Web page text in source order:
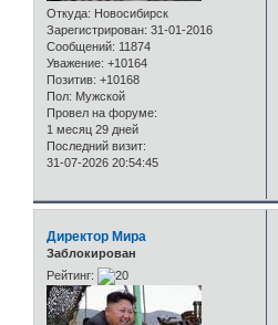
Откуда: Новосибирск
Зарегистрирован: 31-01-2016
Сообщений: 11874
Уважение: +10164
Позитив: +10168
Пол: Мужской
Провел на форуме:
1 месяц 29 дней
Последний визит:
31-07-2026 20:54:45
Директор Мира
Заблокирован
Рейтинг: